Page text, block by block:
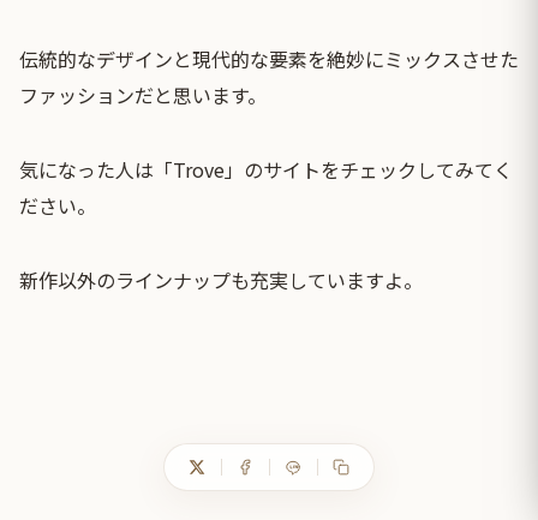
伝統的なデザインと現代的な要素を絶妙にミックスさせた
ファッションだと思います。
気になった人は「Trove」のサイトをチェックしてみてく
ださい。
新作以外のラインナップも充実していますよ。